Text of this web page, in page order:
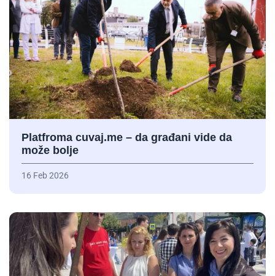
Platfroma cuvaj.me – da građani vide da
može bolje
16 Feb 2026